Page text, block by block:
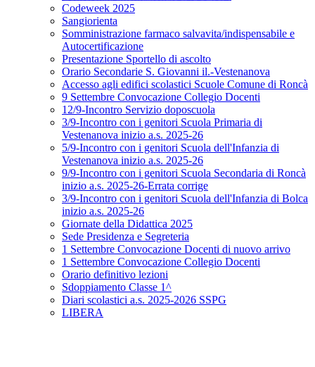
Codeweek 2025
Sangiorienta
Somministrazione farmaco salvavita/indispensabile e
Autocertificazione
Presentazione Sportello di ascolto
Orario Secondarie S. Giovanni il.-Vestenanova
Accesso agli edifici scolastici Scuole Comune di Roncà
9 Settembre Convocazione Collegio Docenti
12/9-Incontro Servizio doposcuola
3/9-Incontro con i genitori Scuola Primaria di
Vestenanova inizio a.s. 2025-26
5/9-Incontro con i genitori Scuola dell'Infanzia di
Vestenanova inizio a.s. 2025-26
9/9-Incontro con i genitori Scuola Secondaria di Roncà
inizio a.s. 2025-26-Errata corrige
3/9-Incontro con i genitori Scuola dell'Infanzia di Bolca
inizio a.s. 2025-26
Giornate della Didattica 2025
Sede Presidenza e Segreteria
1 Settembre Convocazione Docenti di nuovo arrivo
1 Settembre Convocazione Collegio Docenti
Orario definitivo lezioni
Sdoppiamento Classe 1^
Diari scolastici a.s. 2025-2026 SSPG
LIBERA